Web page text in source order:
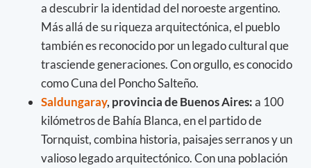
a descubrir la identidad del noroeste argentino.
Más allá de su riqueza arquitectónica, el pueblo
también es reconocido por un legado cultural que
trasciende generaciones. Con orgullo, es conocido
como Cuna del Poncho Salteño.
Saldungaray, provincia de Buenos Aires:a 100
kilómetros de Bahía Blanca, en el partido de
Tornquist, combina historia, paisajes serranos y un
valioso legado arquitectónico. Con una población